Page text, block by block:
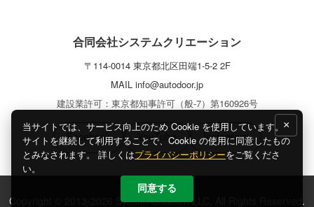
合同会社システムクリエーション
〒 114-0014 東京都北区田端1-5-2 2F
MAIL info@autodoor.jp
建設業許可：東京都知事許可（般-7）第160926号
Facebook YouTube Instagram
Copyright © 2013-2026 System Creation LLC. All Rights Reserved.
×
当サイトでは、サービス向上のため Cookie を使用しています。
サイトを継続して利用することで、Cookie の使用に同意したもの
とみなされます。 詳しくはプライバシーポリシーをご覧くださ
い。
同意する